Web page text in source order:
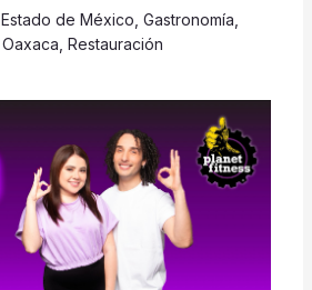
Estado de México Gastronomía
Oaxaca Restauración